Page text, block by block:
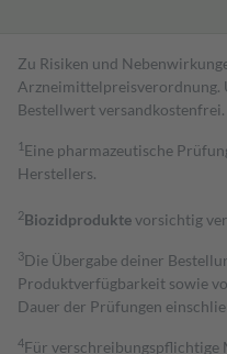
Zu Risiken und
Arzneimittelpreisverordnung.
Bestell­wert
1 Eine pharmazeutische
Herstellers.
2Biozidproduktevorsichtig
3Die Übergabe deiner
Produktverfügbarkeit sowie
Dauer der Prüfungen
4Für verschreibungspflichtige